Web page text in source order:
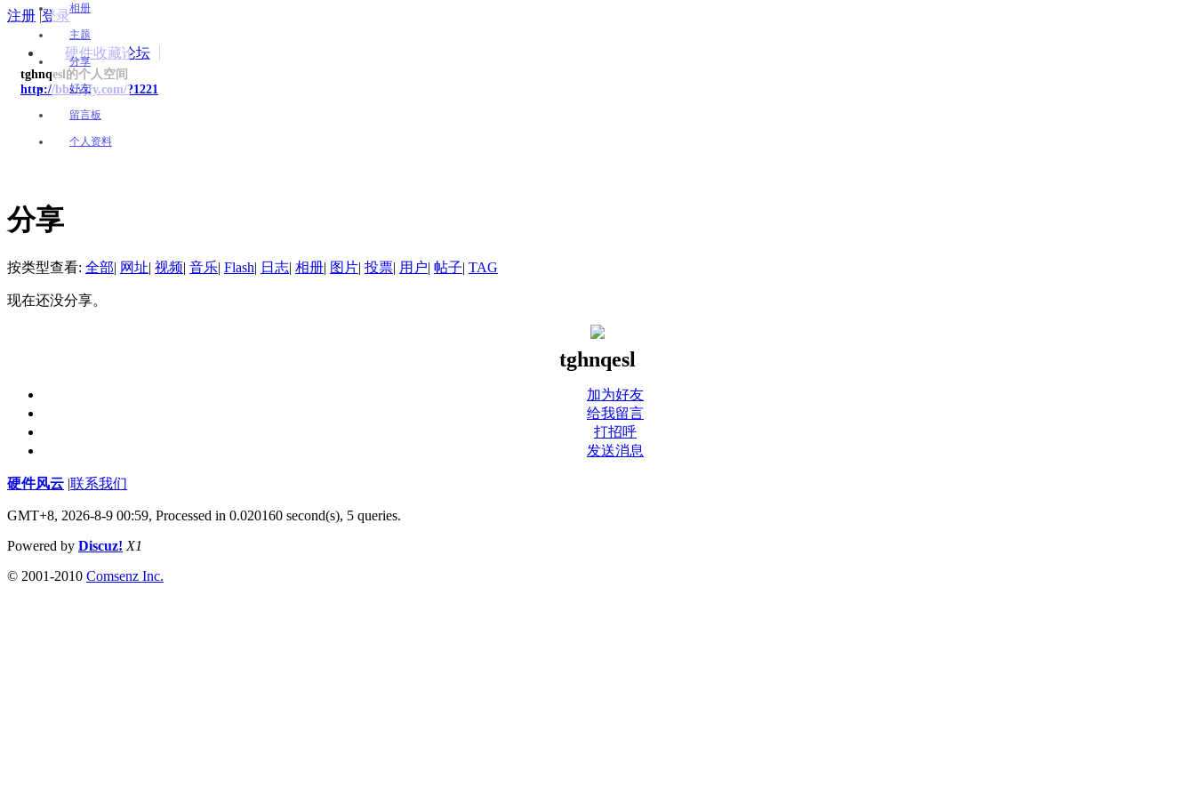
注册 |登录
硬件收藏论坛
tghnqesl的个人空间
http://bbs.yjfy.com/?1221
相册
主题
分享
好友
留言板
个人资料
分享
按类型查看: 全部 网址 视频 音乐 Flash 日志 相册 图片 投票 用户 帖子 TAG
现在还没分享。
tghnqesl
加为好友
给我留言
打招呼
发送消息
硬件风云 联系我们
GMT+8, 2026-8-9 00:59, Processed in 0.020160 second(s), 5 queries.
Powered by Discuz! X1
© 2001-2010 Comsenz Inc.